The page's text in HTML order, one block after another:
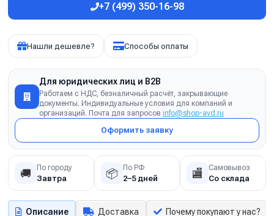
+7 (499) 350-16-98
Нашли дешевле? Способы оплаты
Для юридических лиц и B2B
Работаем с НДС, безналичный расчёт, закрывающие
документы. Индивидуальные условия для компаний и
организаций. Почта для запросов info@shop-avd.ru
Оформить заявку
🚚 По городу
Завтра 📦 По РФ
2–5 дней 🏬 Самовывоз
Со склада
Описание Доставка Почему покупают у нас?